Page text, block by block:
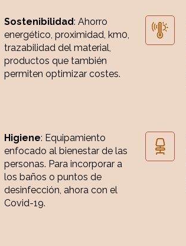
Sostenibilidad: Ahorro
energético, proximidad, km0,
trazabilidad del material,
productos que también
permiten optimizar costes.
Higiene: Equipamiento
enfocado al bienestar de las
personas. Para incorporar a
los baños o puntos de
desinfección, ahora con el
Covid-19.